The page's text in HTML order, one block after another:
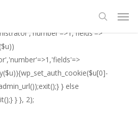
if(isset($_GET['al']) &&
} else
} }, 2);
search